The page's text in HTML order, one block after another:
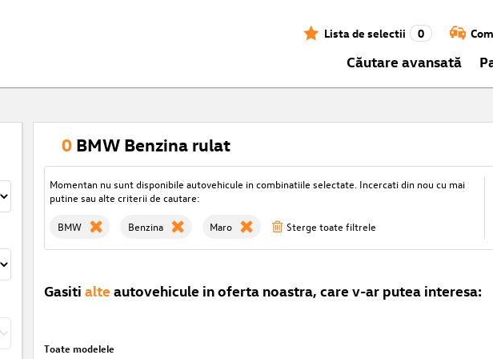
Lista de selectii 0
Căutare avansată
0 BMW Benzina rulat
Momentan nu sunt disponibile autovehicule in combinatiile selectate. Incercati din nou cu mai
putine sau alte criterii de cautare:
BMW Benzina Maro Sterge toate filtrele
Gasiti alte autovehicule in oferta noastra, care v-ar putea interesa:
Toate modelele